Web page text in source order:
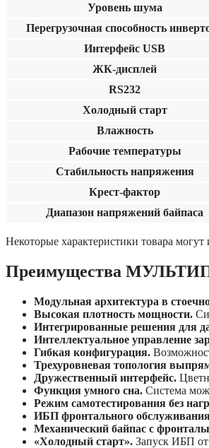
Уровень шума
Перегрузочная способность
Интерфейс USB
ЖК-дисплей
RS232
Холодный старт
Влажность
Рабочие температуры
Cтабильность напряжения
Крест-фактор
Диапазон напряжений байпаса
Некоторые характеристики товара
Преимущества
Модульная архитектура в
Высокая плотность мощности.
Интегрированные решения для
Интеллектуальное управление
Гибкая конфигурация.
Трехуровневая топология
Дружественный интерфейс.
Функция умного сна. Система
Режим самотестирования без
ИБП фронтального
Механический байпас с
«Холодный старт». Запуск ИБП от